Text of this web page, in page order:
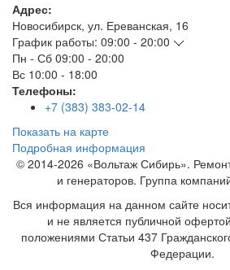
Адрес:
Новосибирск, ул. Ереванская, 16
График работы: 09:00 - 20:00
Пн - Сб 09:00 - 20:00
Вс 10:00 - 18:00
Телефоны:
+7 (383) 383-02-14
Показать на карте
Подробная информация
© 2014-2026 «Вольтаж Сибирь».
и генераторов. Группа
Вся информация на данном сайте
и не является публичной
положениями Статьи 437
Федерации.